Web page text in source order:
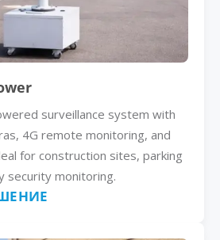
surveillance system with
4G remote monitoring, and
for construction sites, parking
security monitoring.